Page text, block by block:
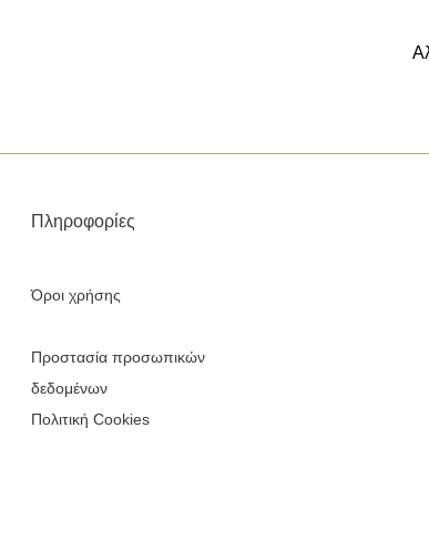
Πληροφορίες
Όροι χρήσης
Προστασία προσωπικών
δεδομένων
Πολιτική Cookies